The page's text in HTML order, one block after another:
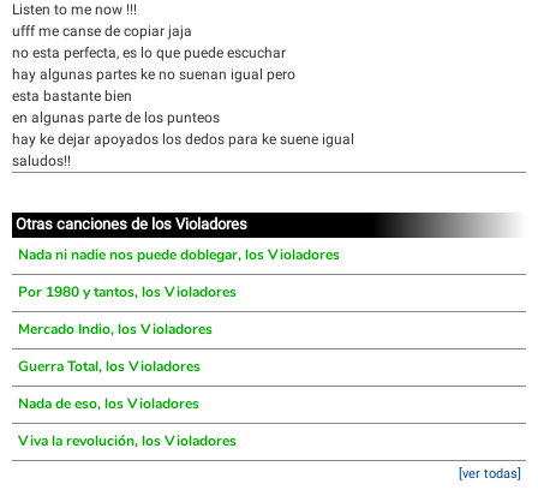
Listen to me now !!!
ufff me canse de copiar jaja
no esta perfecta, es lo que puede escuchar
hay algunas partes ke no suenan igual pero
esta bastante bien
en algunas parte de los punteos
hay ke dejar apoyados los dedos para ke suene igual
saludos!!
Otras canciones de los Violadores
Nada ni nadie nos puede doblegar, los Violadores
Por 1980 y tantos, los Violadores
Mercado Indio, los Violadores
Guerra Total, los Violadores
Nada de eso, los Violadores
Viva la revolución, los Violadores
[ver todas]